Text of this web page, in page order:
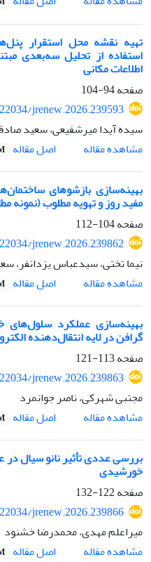
تهیه نقشه محل استقرار
استفاده از تحلیل سه‌بعدی
اطلاعات مکانی
صفحه94-104
jrenew.2026.239593
سیده آیدا میرشفیعی، سعید
مشاهده مقاله
اصل مقاله
بهینه‌سازی بازشوهای
مفید روز و تهویه مطلوب (نمونه
صفحه104-112
jrenew.2026.239862
نیما تختی، سیدعباس یزدانفر،
مشاهده مقاله
اصل مقاله
بهینه‌سازی عملکرد سلول‌های
گرافن در لایه‌ انتقال‌دهنده
صفحه113-121
jrenew.2026.239863
مجتبی شهرکی، ناصر جوانمرد
مشاهده مقاله
اصل مقاله
بررسی عددی تأثیر نانو سیال
خورشیدی
صفحه122-132
jrenew.2026.239866
میراعلم مهدی، محمدرضا خشنود
مشاهده مقاله
اصل مقاله